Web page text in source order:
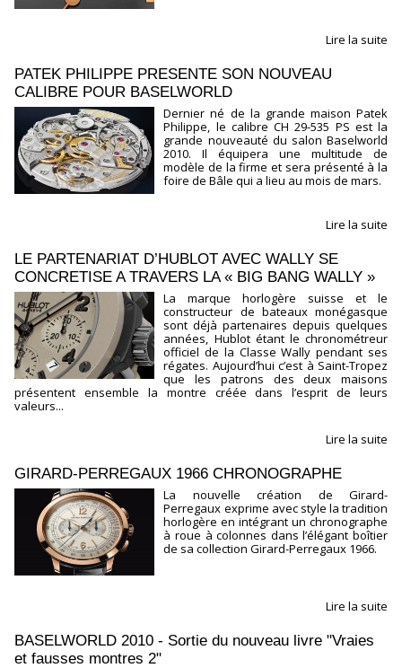
Lire la suite
PATEK PHILIPPE PRESENTE SON NOUVEAU
CALIBRE POUR BASELWORLD
Dernier né de la grande maison Patek
Philippe, le calibre CH 29-535 PS est la
grande nouveauté du salon Baselworld
2010. Il équipera une multitude de
modèle de la firme et sera présenté à la
foire de Bâle qui a lieu au mois de mars.
Lire la suite
LE PARTENARIAT D’HUBLOT AVEC WALLY SE
CONCRETISE A TRAVERS LA « BIG BANG WALLY »
La marque horlogère suisse et le
constructeur de bateaux monégasque
sont déjà partenaires depuis quelques
années, Hublot étant le chronométreur
officiel de la Classe Wally pendant ses
régates. Aujourd’hui c’est à Saint-Tropez
que les patrons des deux maisons
présentent ensemble la montre créée dans l’esprit de leurs
valeurs...
Lire la suite
GIRARD-PERREGAUX 1966 CHRONOGRAPHE
La nouvelle création de Girard-
Perregaux exprime avec style la tradition
horlogère en intégrant un chronographe
à roue à colonnes dans l’élégant boîtier
de sa collection Girard-Perregaux 1966.
Lire la suite
BASELWORLD 2010 - Sortie du nouveau livre "Vraies
et fausses montres 2"